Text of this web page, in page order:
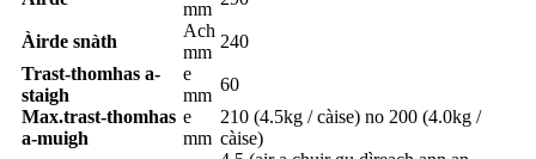
mm
Àirde snàth
Ach
mm
240
Trast-thomhas a-
staigh
e
mm
60
Max.trast-thomhas
a-muigh
e
mm
210 (4.5kg / càise) no 200 (4.0kg /
càise)